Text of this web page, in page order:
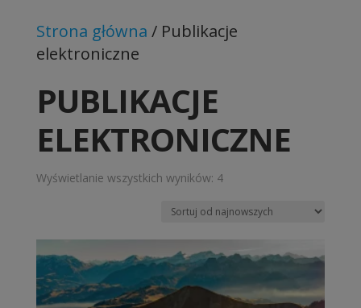
Strona główna / Publikacje
elektroniczne
PUBLIKACJE
ELEKTRONICZNE
Wyświetlanie wszystkich wyników: 4Posortowane
najnowszych